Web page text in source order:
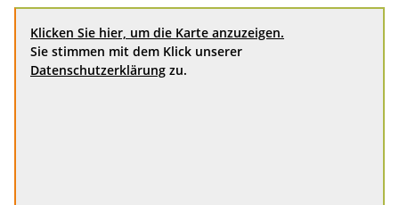
Klicken Sie hier, um die Karte anzuzeigen.
Sie stimmen mit dem Klick unserer
Datenschutzerklärung zu.